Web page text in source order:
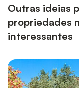
com vista para ...
Outras ideias
propriedades
interessantes